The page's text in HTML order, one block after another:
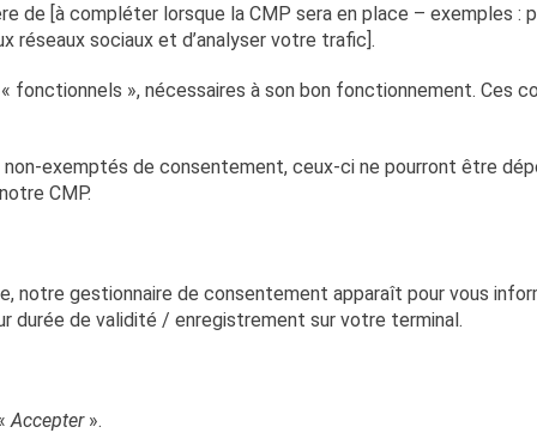
de [à compléter lorsque la CMP sera en place – exemples :
réseaux sociaux et d’analyser votre trafic].
fonctionnels », nécessaires à son bon fonctionnement. Ces
exemptés de consentement, ceux-ci ne pourront être
CMP.
notre gestionnaire de consentement apparaît pour vous
durée de validité / enregistrement sur votre terminal.
Accepter».